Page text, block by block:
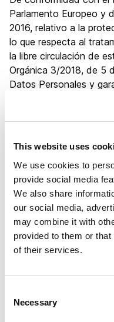
This website uses
We use cookies to
provide social media
We also share
our social media,
may combine it with
provided to them or
of their services.
Selection
Necessary
Parlamento Europeo y
2016, relativo a la
lo que respecta al
la libre circulación de
Orgánica 3/2018, de 5
Datos Personales y
Responsable del
s/n, Hotel Sandy
Finalidad: gestionar la
servicios solicitados a
caso, remitir
y servicios.
Legitimación:
precontractual con el
por el interesado al
obligación legal o
prestación del servicio